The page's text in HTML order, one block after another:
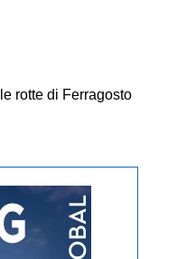
rotte di Ferragosto